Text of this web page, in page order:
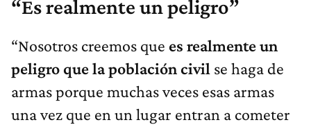
“Es realmente un peligro”
“Nosotros creemos que es realmente un
peligro que la población civil se haga de
armas porque muchas veces esas armas
una vez que en un lugar entran a cometer